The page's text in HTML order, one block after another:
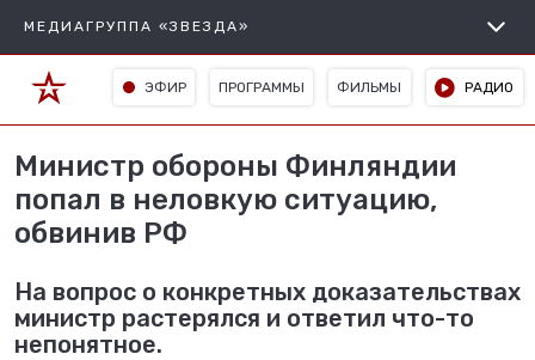
МЕДИАГРУППА «ЗВЕЗДА»
ЭФИР ПРОГРАММЫ ФИЛЬМЫ РАДИО
Министр обороны Финляндии
попал в неловкую ситуацию,
обвинив РФ
На вопрос о конкретных доказательствах
министр растерялся и ответил что-то
непонятное.